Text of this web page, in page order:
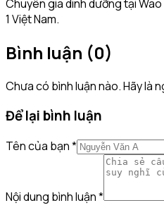
Chuyên gia dinh dưỡng tại
1 Việt Nam.
Bình luận (0)
Chưa có bình luận nào. Hãy là
Để lại bình luận
Tên của bạn*
Nội dung bình luận*